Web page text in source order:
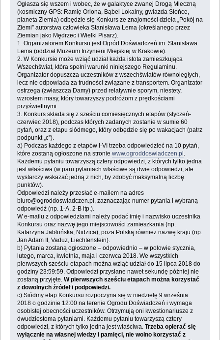
Ogłasza się wszem i wobec, że w galaktyce zwanej Drogą Mleczną
(kosmiczny GPS: Ramię Oriona, Bąbel Lokalny, gwiazda Słońce,
planeta Ziemia) odbędzie się Konkurs ze znajomości dzieła „Pokój na
Ziemi” autorstwa człowieka Stanisława Lema (określanego przez
Ziemian jako Mędrzec i Wielki Pisarz).
1. Organizatorem Konkursu jest Ogród Doświadczeń im. Stanisława
Lema (oddział Muzeum Inżynierii Miejskiej w Krakowie).
2. W Konkursie może wziąć udział każda istota zamieszkująca
Wszechświat, która spełni warunki niniejszego Regulaminu.
Organizator dopuszcza uczestników z wszechświatów równoległych,
lecz nie odpowiada za trudności związane z transportem. Organizator
ostrzega (zwłaszcza Damy) przed relatywnie sporym, niestety,
wzrostem masy, który towarzyszy podróżom z prędkościami
przyświetlnymi.
3. Konkurs składa się z sześciu comiesięcznych etapów (styczeń-
czerwiec 2018), podczas których zadanych zostanie w sumie 60
pytań, oraz z etapu siódmego, który odbędzie się po wakacjach (patrz
podpunkt „c”).
a) Podczas każdego z etapów I-VI trzeba odpowiedzieć na 10 pytań,
które zostaną ogłoszone na stronie www.ogroddoswiadczen.pl .
Każdemu pytaniu towarzyszą cztery odpowiedzi, z których tylko jedna
jest właściwa (w paru pytaniach właściwe są dwie odpowiedzi, ale
wystarczy wskazać jedną z nich, by zdobyć maksymalną liczbę
punktów).
Odpowiedzi należy przesłać e-mailem na adres
biuro@ogroddoswiadczen.pl, zaznaczając numer pytania i wybraną
odpowiedź (np. 1-A, 2-B itp.).
W e-mailu z odpowiedziami należy podać imię i nazwisko uczestnika
Konkursu oraz nazwę jego miejscowości zamieszkania (np.
Katarzyna Jabłońska, Nidzica); poza Polską również nazwę kraju (np.
Jan Adam II, Vaduz, Liechtenstein).
b) Pytania zostaną ogłoszone – odpowiednio – w połowie stycznia,
lutego, marca, kwietnia, maja i czerwca 2018. We wszystkich
pierwszych sześciu etapach można wziąć udział do 15 lipca 2018 do
godziny 23:59:59. Odpowiedzi przysłane nawet sekundę później nie
zostaną przyjęte. W pierwszych sześciu etapach można korzystać
z dowolnych źródeł i podpowiedzi.
c) Siódmy etap Konkursu rozpoczyna się w niedzielę 9 września
2018 o godzinie 12:00 na terenie Ogrodu Doświadczeń i wymaga
osobistej obecności uczestników. Otrzymują oni kwestionariusze z
dwudziestoma pytaniami. Każdemu pytaniu towarzyszą cztery
odpowiedzi, z których tylko jedna jest właściwa. Trzeba opierać się
wyłącznie na własnej wiedzy i pamięci, nie wolno korzystać z